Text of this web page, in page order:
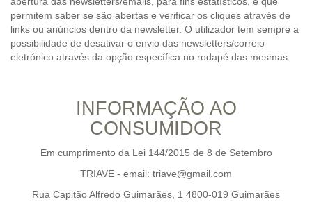
permitem saber se são abertas e verificar os cliques através de
links ou anúncios dentro da newsletter. O utilizador tem sempre a
possibilidade de desativar o envio das newsletters/correio
eletrónico através da opção específica no rodapé das mesmas.
INFORMAÇÃO AO
CONSUMIDOR
Em cumprimento da Lei 144/2015 de 8 de Setembro
TRIAVE - email: triave@gmail.com
Rua Capitão Alfredo Guimarães, 1 4800-019 Guimarães